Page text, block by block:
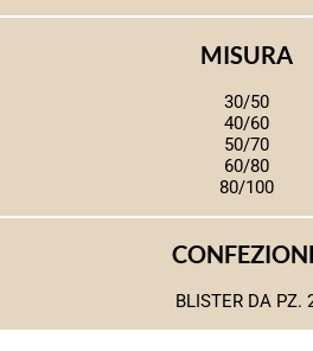
MISURA
30/50
40/60
50/70
60/80
80/100
BLISTER DA PZ.